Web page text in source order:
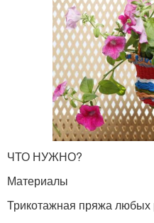
ЧТО НУЖНО?
Материалы
Трикотажная пряжа любых